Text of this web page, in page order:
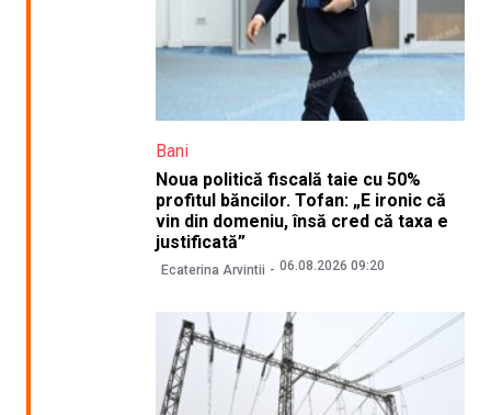
Bani
Noua politică fiscală taie cu 50%
profitul băncilor. Tofan: „E ironic că
vin din domeniu, însă cred că taxa e
justificată”
Ecaterina Arvintii 06.08.2026 09:20